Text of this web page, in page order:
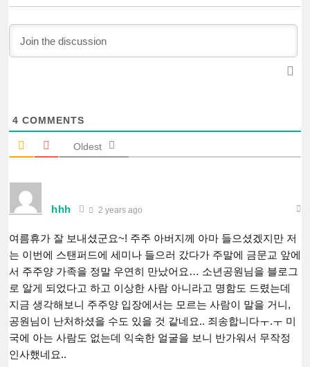
4 COMMENTS
Oldest
hhh 2 years ago
여름휴가 잘 보내셨군요~! 주주 아버지께 아마 들으셨겠지만 저
는 이번에 스탠퍼드에 세미나 들으러 갔다가 주말에 금문교 앞에
서 주주양 가족을 정말 우연히 만났어요… 소년공원님을 블로그
로 알게 되었다고 하고 이상한 사람 아니라고 명함도 드렸는데
지금 생각해보니 주주양 입장에서는 모르는 사람이 말을 거니,
공원님이 난처하셨을 수도 있을 것 같네요.. 죄송합니다ㅜ.ㅜ 미
국에 아는 사람도 없는데 익숙한 얼굴을 보니 반가워서 무작정
인사했네요..